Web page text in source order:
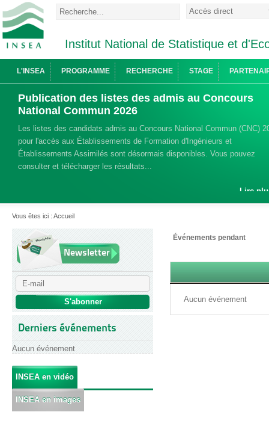
Institut National de Statistique et
L'INSEA PROGRAMME RECHERCHE STAGE
Publication des listes des admis au Concours
National Commun 2026
Les listes des candidats admis au Concours National Commun (CNC)
pour l'accès aux Établissements de Formation d'Ingénieurs et
Établissements Assimilés sont désormais disponibles. Vous pouvez
consulter et télécharger les résultats...
Lire
Vous êtes ici : Accueil
Newsletter
Derniers événements
Aucun événement
INSEA en vidéo
INSEA en images
Événements pendant
Aucun événement